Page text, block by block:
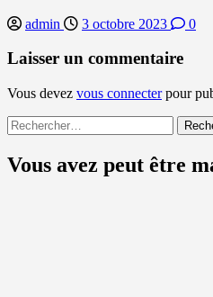
admin 3 octobre 2023 0
Laisser un commentaire
Vous devez vous connecterpour
Rechercher :
Vous avez peut être